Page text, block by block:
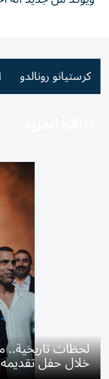
كرستيانو رونالدو
لحظات
خلال حفل تقديمه